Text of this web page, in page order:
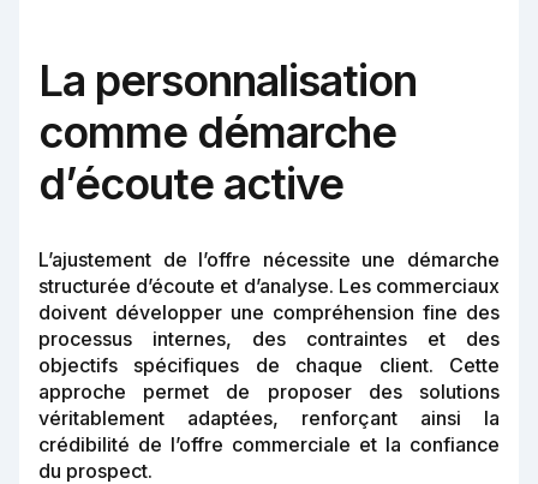
La personnalisation
comme démarche
d’écoute active
L’ajustement de l’offre nécessite une démarche
structurée d’écoute et d’analyse. Les commerciaux
doivent développer une compréhension fine des
processus internes, des contraintes et des
objectifs spécifiques de chaque client. Cette
approche permet de proposer des solutions
véritablement adaptées, renforçant ainsi la
crédibilité de l’offre commerciale et la confiance
du prospect.